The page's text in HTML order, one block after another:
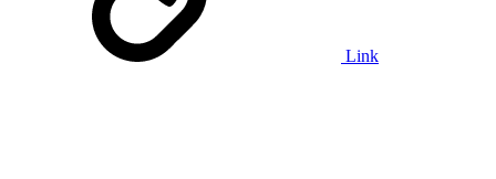
Link